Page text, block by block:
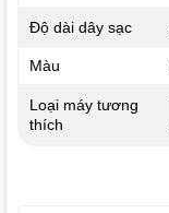
Độ dài dây sạc
Màu
Loại máy tương
thích